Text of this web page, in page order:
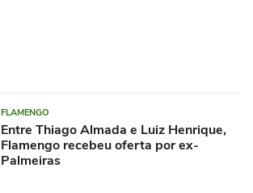
FLAMENGO
Entre Thiago Almada e Luiz Henrique,
Flamengo recebeu oferta por ex-
Palmeiras